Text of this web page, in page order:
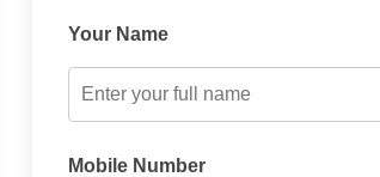
Your Name
Mobile Number